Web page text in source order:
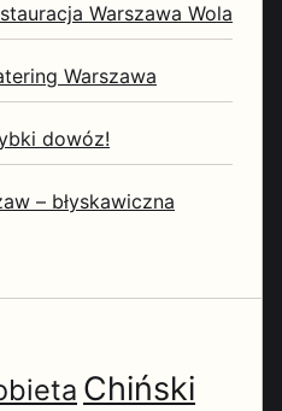
Warszawa Wola
Warszawa
dowóz!
– błyskawiczna
Chiński